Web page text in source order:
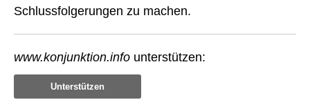
Schlussfolgerungen zu machen.
www.konjunktion.info unterstützen:
Unterstützen